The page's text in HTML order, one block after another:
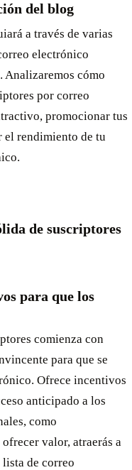
del blog
a través de varias
electrónico
Analizaremos cómo
por correo
promocionar tus
el rendimiento de tu
de suscriptores
para que los
comienza con
para que se
Ofrece incentivos
anticipado a los
como
valor, atraerás a
lista de correo